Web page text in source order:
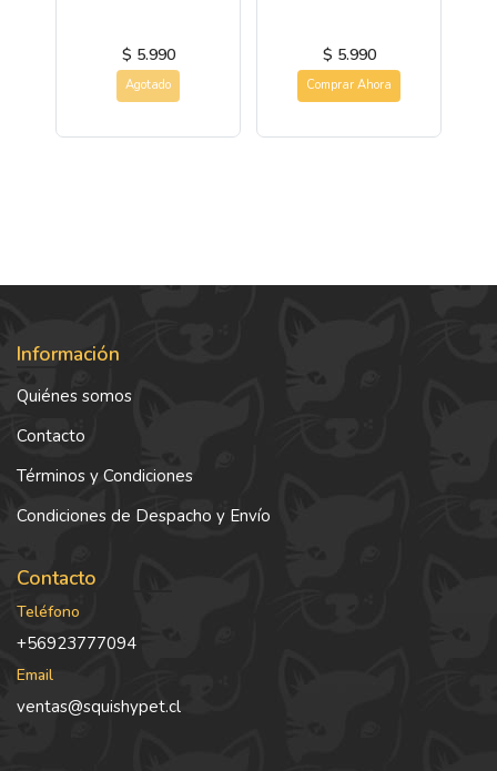
$ 5.990
Agotado
$ 5.990
Comprar Ahora
Información
Quiénes somos
Contacto
Términos y Condiciones
Condiciones de Despacho y Envío
Contacto
Teléfono
+56923777094
Email
ventas@squishypet.cl